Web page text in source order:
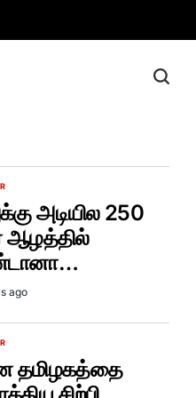
அடியில 250
ஆழத்தில்
ago
தமிழகத்தை